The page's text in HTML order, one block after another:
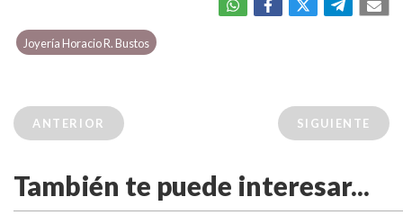
Joyería Horacio R. Bustos
ANTERIOR SIGUIENTE
También te puede interesar...